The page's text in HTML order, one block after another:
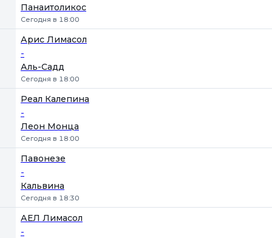
Панаитоликос
Сегодня в 18:00
Арис Лимасол
-
Аль-Садд
Сегодня в 18:00
Реал Калепина
-
Леон Монца
Сегодня в 18:00
Павонезе
-
Кальвина
Сегодня в 18:30
АЕЛ Лимасол
-